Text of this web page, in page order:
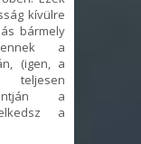
kívülre
bármely
a
(igen, a
teljesen
a
a